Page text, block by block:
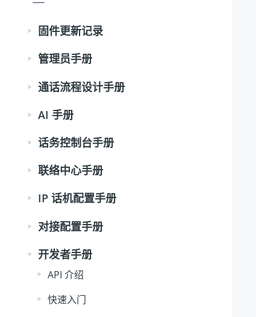
固件更新记录
管理员手册
通话流程设计手册
AI 手册
话务控制台手册
联络中心手册
IP 话机配置手册
对接配置手册
开发者手册
API 介绍
快速入门